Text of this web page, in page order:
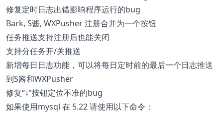
修复定时日志出错影响程序运行的bug
Bark, S酱, WXPusher 注册合并为一个按钮
任务推送支持注册后也能关闭
支持分任务开/关推送
新增每日日志功能，可以将每日定时前的最后一个日志推送
到S酱和WXPusher
修复“↓”按钮定位不准的bug
如果使用mysql 在 5.22 请使用以下命令：